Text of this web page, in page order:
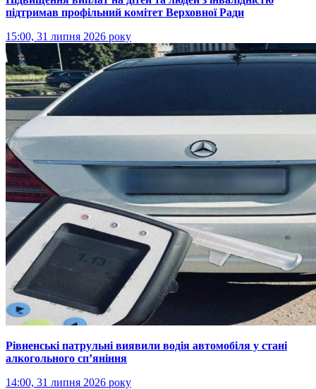
підтримав профільний комітет Верховної Ради
15:00, 31 липня 2026 року
Рівненські патрульні виявили водія автомобіля у стані
алкогольного сп’яніння
14:00, 31 липня 2026 року